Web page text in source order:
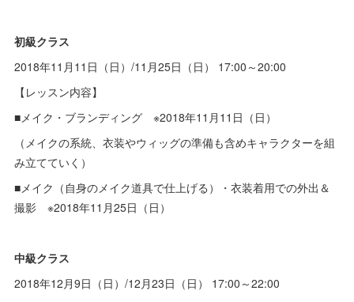
初級クラス
2018年11月11日（日）/11月25日（日） 17:00～20:00
【レッスン内容】
■メイク・ブランディング ※2018年11月11日（日）
（メイクの系統、衣装やウィッグの準備も含めキャラクターを組
み立てていく）
■メイク（自身のメイク道具で仕上げる）・衣装着用での外出＆
撮影 ※2018年11月25日（日）
中級クラス
2018年12月9日（日）/12月23日（日） 17:00～22:00